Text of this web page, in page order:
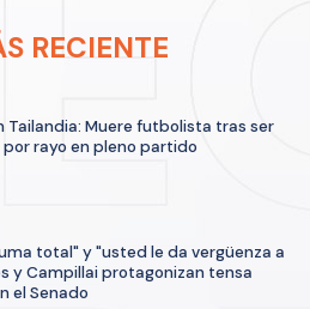
RECIENTE
Tailandia: Muere futbolista tras ser
rayo en pleno partido
total" y "usted le da vergüenza a
y Campillai protagonizan tensa
el Senado